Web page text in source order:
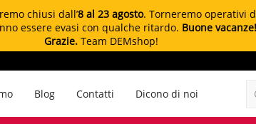
chiusi dall’8 al 23 agosto. Torneremo operativi
essere evasi con qualche ritardo. Buone vacanze!
Grazie. Team DEMshop!
Blog Contatti Dicono di noi